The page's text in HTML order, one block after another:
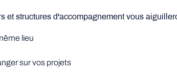
et structures d'accompagnement vous
lieu
sur vos projets